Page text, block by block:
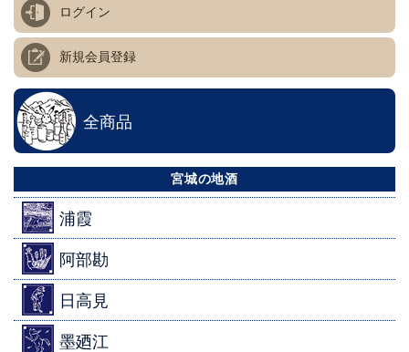
ログイン
新規会員登録
全商品
宮城の地酒
浦霞
阿部勘
日高見
墨廼江